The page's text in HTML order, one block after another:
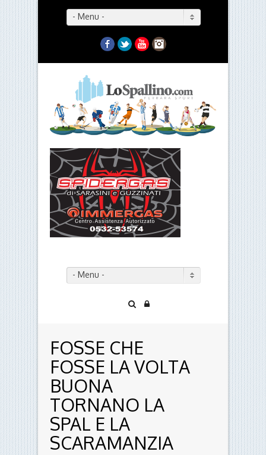
- Menu -
Facebook
TwitterYouTubeInstagram
- Menu -
FOSSE CHE
FOSSE LA VOLTA
BUONA
TORNANO LA
SPAL E LA
SCARAMANZIA